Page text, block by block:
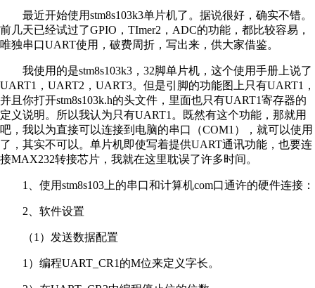
最近开始使用stm8s103k3单片机了。据说很好，确实不错。
前几天已经试过了GPIO，TImer2，ADC的功能，都比较容易，
唯独串口UART使用，破费周折，写出来，供大家借鉴。
我使用的是stm8s103k3，32脚单片机，这个使用手册上说了
UART1，UART2，UART3。但是引脚的功能图上只有UART1，
并且你打开stm8s103k.h的头文件，里面也只有UART1寄存器的
定义说明。所以我认为只有UART1。既然有这个功能，那就用
吧，我以为直接可以连接到电脑的串口（COM1），就可以使用
了，其实不可以。单片机即使写着提供UART通讯功能，也要连
接MAX232转接芯片，我就在这里耽误了许多时间。
1、使用stm8s103上的串口和计算机com口通许的硬件连接：
2、软件设置
（1）发送数据配置
1）编程UART_CR1的M位来定义字长。